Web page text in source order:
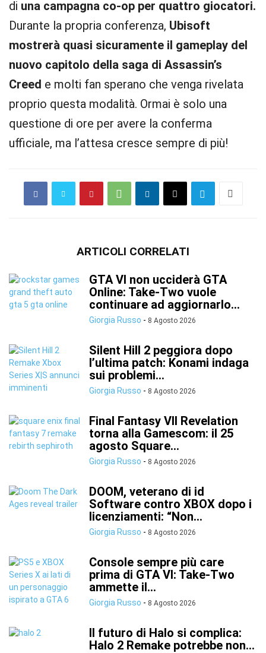
di una campagna co-op per quattro giocatori.
Durante la propria conferenza, Ubisoft
mostrerà quasi sicuramente il gameplay del
nuovo capitolo della saga di Assassin’s
Creed e molti fan sperano che venga rivelata
proprio questa modalità. Ormai è solo una
questione di ore per avere la conferma
ufficiale, ma l’attesa cresce sempre di più!
ARTICOLI CORRELATI
GTA VI non ucciderà GTA
Online: Take-Two vuole
continuare ad aggiornarlo...
Giorgia Russo - 8 Agosto 2026
Silent Hill 2 peggiora dopo
l’ultima patch: Konami indaga
sui problemi...
Giorgia Russo - 8 Agosto 2026
Final Fantasy VII Revelation
torna alla Gamescom: il 25
agosto Square...
Giorgia Russo - 8 Agosto 2026
DOOM, veterano di id
Software contro XBOX dopo i
licenziamenti: “Non...
Giorgia Russo - 8 Agosto 2026
Console sempre più care
prima di GTA VI: Take-Two
ammette il...
Giorgia Russo - 8 Agosto 2026
Il futuro di Halo si complica:
Halo 2 Remake potrebbe non...